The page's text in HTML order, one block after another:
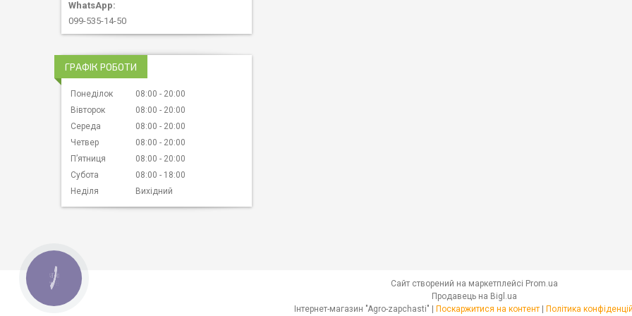
099-535-14-50
ГРАФІК РОБОТИ
Понеділок 08:00
20:00
Вівторок
08:00
20:00
Середа
08:00
20:00
Четвер
08:00
20:00
Пʼятниця
08:00
20:00
Субота
08:00
18:00
Неділя
Вихідний
Сайт створений на маркетплейсі Prom.ua
Продавець на Bigl.ua
Поскаржитися на контент Політика
КНОПКА
ЗВ'ЯЗКУ